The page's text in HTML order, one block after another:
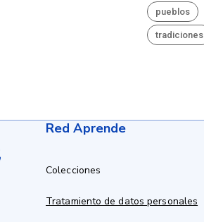
pueblos
tradiciones
Red Aprende
Colecciones
Tratamiento de datos personales